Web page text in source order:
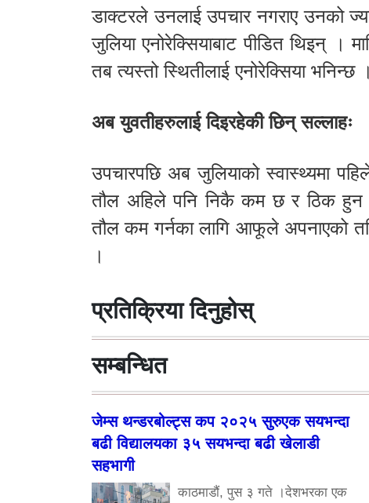
डाक्टरले उनलाई उपचार नगराए उनको
जुलिया एनोरेक्सियाबाट पीडित थिइन्
तब त्यस्तो स्थितीलाई एनोरेक्सिया भनिन्छ ।
अब युवतीहरुलाई दिइरहेकी छिन् सल्लाहः
उपचारपछि अब जुलियाको स्वास्थ्यमा
तौल अहिले पनि निकै कम छ र ठिक हुन
तौल कम गर्नका लागि आफूले अपनाएको
।
प्रतिक्रिया दिनुहोस्
सम्बन्धित
जेम्स थन्डरबोल्ट्स कप २०२५ सुरुएक सयभन्दा
बढी विद्यालयका ३५ सयभन्दा बढी खेलाडी
सहभागी
काठमाडौं, पुस ३ गते ।देशभरका एक